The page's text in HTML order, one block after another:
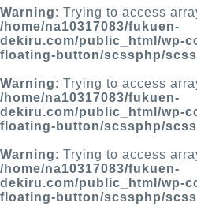
Warning: Trying to access
/home/na10317083/fukuen-
dekiru.com/public_html/wp-
floating-button/scssphp/
Warning: Trying to access
/home/na10317083/fukuen-
dekiru.com/public_html/wp-
floating-button/scssphp/
Warning: Trying to access
/home/na10317083/fukuen-
dekiru.com/public_html/wp-
floating-button/scssphp/